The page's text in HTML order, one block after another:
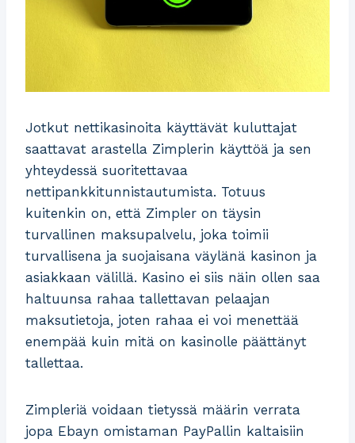
Jotkut nettikasinoita käyttävät kuluttajat
saattavat arastella Zimplerin käyttöä ja sen
yhteydessä suoritettavaa
nettipankkitunnistautumista. Totuus
kuitenkin on, että Zimpler on täysin
turvallinen maksupalvelu, joka toimii
turvallisena ja suojaisana väylänä kasinon ja
asiakkaan välillä. Kasino ei siis näin ollen saa
haltuunsa rahaa tallettavan pelaajan
maksutietoja, joten rahaa ei voi menettää
enempää kuin mitä on kasinolle päättänyt
tallettaa.
Zimpleriä voidaan tietyssä määrin verrata
jopa Ebayn omistaman PayPallin kaltaisiin